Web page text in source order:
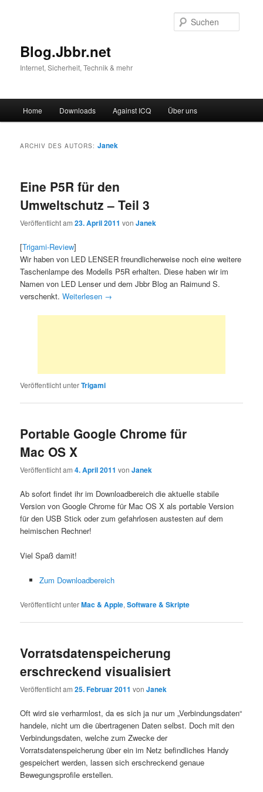
Blog.Jbbr.net
Internet, Sicherheit, Technik & mehr
Zum
Zum
wechseln
Home Downloads Against ICQ Über uns
ARCHIV DES AUTORS:Janek
Eine P5R für den
Umweltschutz – Teil 3
Veröffentlicht am23. April 2011 vonJanek
[Trigami-Review]
Wir haben von LED LENSER freundlicherweise noch eine weitere
Taschenlampe des Modells P5R erhalten. Diese haben wir im
Namen von LED Lenser und dem Jbbr Blog an Raimund S.
verschenkt.Weiterlesen →
Veröffentlicht unterTrigami
Portable Google Chrome für
Mac OS X
Veröffentlicht am4. April 2011 vonJanek
Ab sofort findet ihr im Downloadbereich die aktuelle stabile
Version von Google Chrome für Mac OS X als portable Version
für den USB Stick oder zum gefahrlosen austesten auf dem
heimischen Rechner!
Viel Spaß damit!
Zum Downloadbereich
Veröffentlicht unterMac & Apple,Software & Skripte
Vorratsdatenspeicherung
erschreckend visualisiert
Veröffentlicht am25. Februar 2011 vonJanek
Oft wird sie verharmlost, da es sich ja nur um „Verbindungsdaten“
handele, nicht um die übertragenen Daten selbst. Doch mit den
Verbindungsdaten, welche zum Zwecke der
Vorratsdatenspeicherung über ein im Netz befindliches Handy
gespeichert werden, lassen sich erschreckend genaue
Bewegungsprofile erstellen.